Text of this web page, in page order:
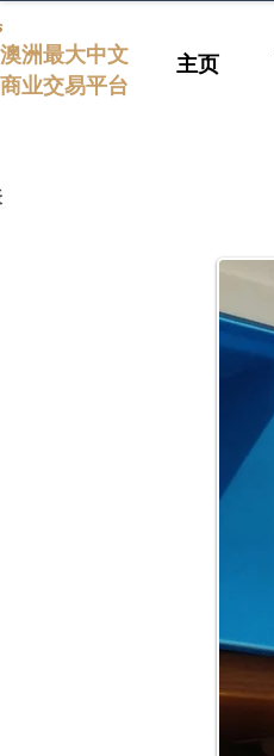
澳洲最大中文
商业交易平台
主页